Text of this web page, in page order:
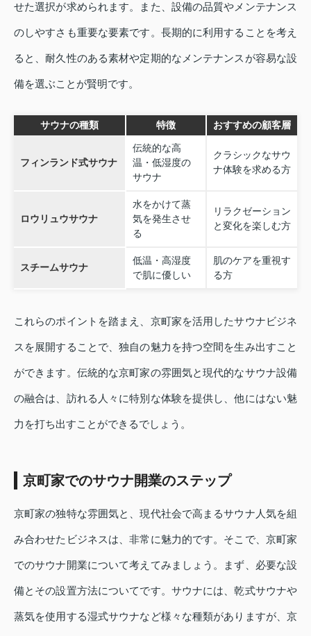
せた選択が求められます。また、設備の品質やメンテナンス
のしやすさも重要な要素です。長期的に利用することを考え
ると、耐久性のある素材や定期的なメンテナンスが容易な設
備を選ぶことが賢明です。
サウナの種類 特徴 おすすめの顧客層
フィンランド式サウナ
伝統的な高
温・低湿度の
サウナ
クラシックなサウ
ナ体験を求める方
ロウリュウサウナ
水をかけて蒸
気を発生させ
る
リラクゼーション
と変化を楽しむ方
スチームサウナ
低温・高湿度
で肌に優しい
肌のケアを重視す
る方
これらのポイントを踏まえ、京町家を活用したサウナビジネ
スを展開することで、独自の魅力を持つ空間を生み出すこと
ができます。伝統的な京町家の雰囲気と現代的なサウナ設備
の融合は、訪れる人々に特別な体験を提供し、他にはない魅
力を打ち出すことができるでしょう。
京町家でのサウナ開業のステップ
京町家の独特な雰囲気と、現代社会で高まるサウナ人気を組
み合わせたビジネスは、非常に魅力的です。そこで、京町家
でのサウナ開業について考えてみましょう。まず、必要な設
備とその設置方法についてです。サウナには、乾式サウナや
蒸気を使用する湿式サウナなど様々な種類がありますが、京